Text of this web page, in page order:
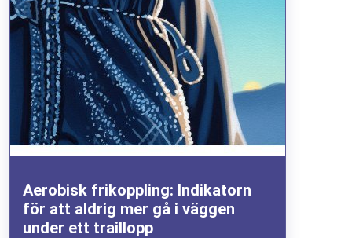
Aerobisk frikoppling: Indikatorn
för att aldrig mer gå i väggen
under ett traillopp